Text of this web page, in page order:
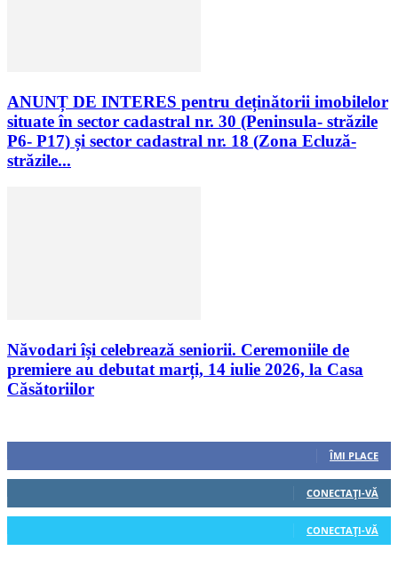
ANUNȚ DE INTERES pentru deținătorii imobilelor
situate în sector cadastral nr. 30 (Peninsula- străzile
P6- P17) și sector cadastral nr. 18 (Zona Ecluză-
străzile...
Năvodari își celebrează seniorii. Ceremoniile de
premiere au debutat marți, 14 iulie 2026, la Casa
Căsătoriilor
ÎMI PLACE
CONECTAȚI-VĂ
CONECTAȚI-VĂ